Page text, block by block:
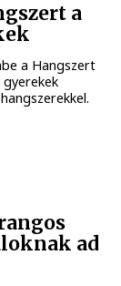
a
a Hangszert
gyerekek
ad